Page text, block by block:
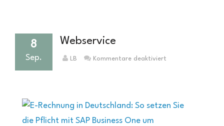
8
Sep.
Webservice
LB Kommentare deaktiviert